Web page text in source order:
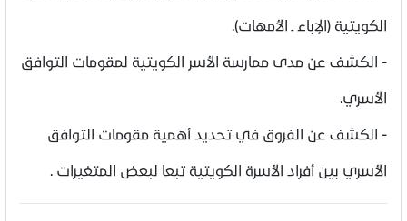
الكويتية (الإباء ـ الأمهات).
- الكشف عن مدى ممارسة الأسر الكويتية لمقومات التوافق
الأسري.
- الكشف عن الفروق في تحديد أهمية مقومات التوافق
الأسري بين أفراد الأسرة الكويتية تبعا لبعض المتغيرات .